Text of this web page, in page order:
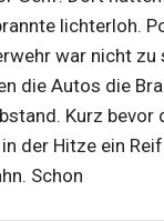
lichterloh.
war nicht zu
die Autos die
Kurz bevor
der Hitze ein
Schon